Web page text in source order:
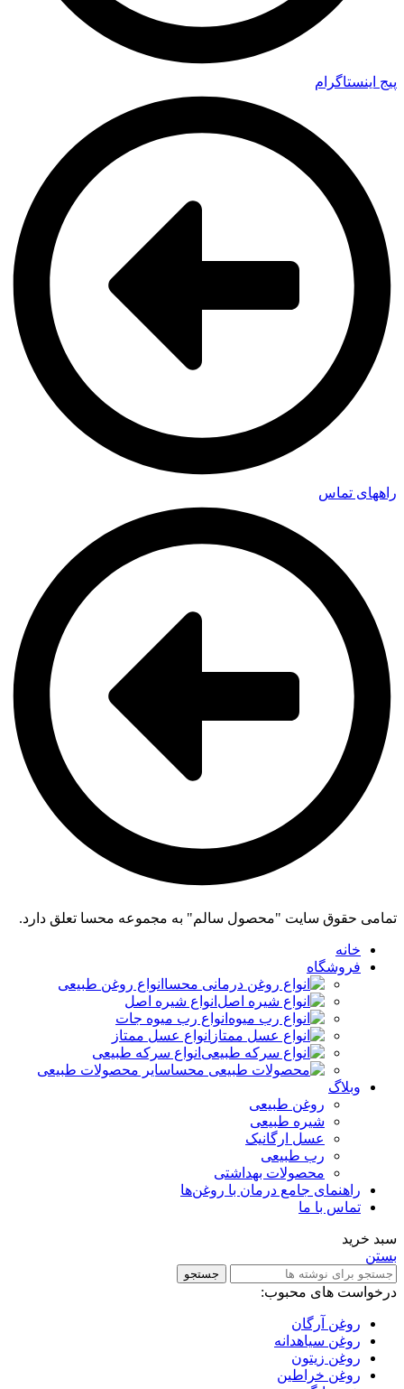
پیج اینستاگرام
راههای تماس
تمامی حقوق سایت "محصول سالم" به مجموعه محسا تعلق دارد.
خانه
فروشگاه
انواع روغن طبیعی
انواع شیره اصل
انواع رب میوه جات
انواع عسل ممتاز
انواع سرکه طبیعی
سایر محصولات طبیعی
وبلاگ
روغن طبیعی
شیره طبیعی
عسل ارگانیک
رب طبیعی
محصولات بهداشتی
راهنمای جامع درمان با روغن‌ها
تماس با ما
سبد خرید
بستن
جستجو
درخواست های محبوب:
روغن آرگان
روغن سیاهدانه
روغن زیتون
روغن خراطین